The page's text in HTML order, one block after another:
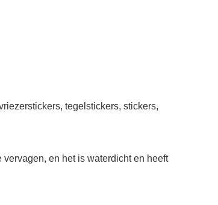
tegelstickers, stickers,
en het is waterdicht en heeft